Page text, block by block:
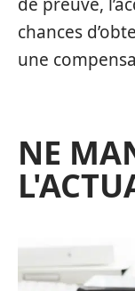
chances
une
NE